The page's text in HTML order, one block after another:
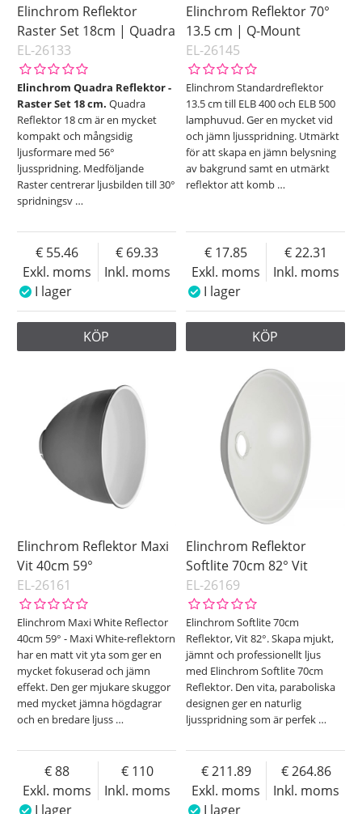
Elinchrom Reflektor
Raster Set 18cm | Quadra
EL-26133
Elinchrom Quadra Reflektor -
Raster Set 18 cm.Quadra
Reflektor 18 cm är en mycket
kompakt och mångsidig
ljusformare med 56°
ljusspridning. Medföljande
Raster centrerar ljusbilden till 30°
spridningsv …
Exkl. moms
55.46
Inkl. moms
69.33
I lager
KÖP
Elinchrom Reflektor 70°
13.5 cm | Q-Mount
EL-26145
Elinchrom Standardreflektor
13.5 cm till ELB 400 och ELB 500
lamphuvud. Ger en mycket vid
och jämn ljusspridning. Utmärkt
för att skapa en jämn belysning
av bakgrund samt en utmärkt
reflektor att komb …
Exkl. moms
17.85
Inkl. moms
22.31
I lager
KÖP
Elinchrom Reflektor Maxi
Vit 40cm 59°
EL-26161
Elinchrom Maxi White Reflector
40cm 59° - Maxi White-reflektorn
har en matt vit yta som ger en
mycket fokuserad och jämn
effekt. Den ger mjukare skuggor
med mycket jämna högdagrar
och en bredare ljuss …
Exkl. moms
88
Inkl. moms
110
I lager
Elinchrom Reflektor
Softlite 70cm 82° Vit
EL-26169
Elinchrom Softlite 70cm
Reflektor, Vit 82°. Skapa mjukt,
jämnt och professionellt ljus
med Elinchrom Softlite 70cm
Reflektor. Den vita, paraboliska
designen ger en naturlig
ljusspridning som är perfek …
Exkl. moms
211.89
Inkl. moms
264.86
I lager